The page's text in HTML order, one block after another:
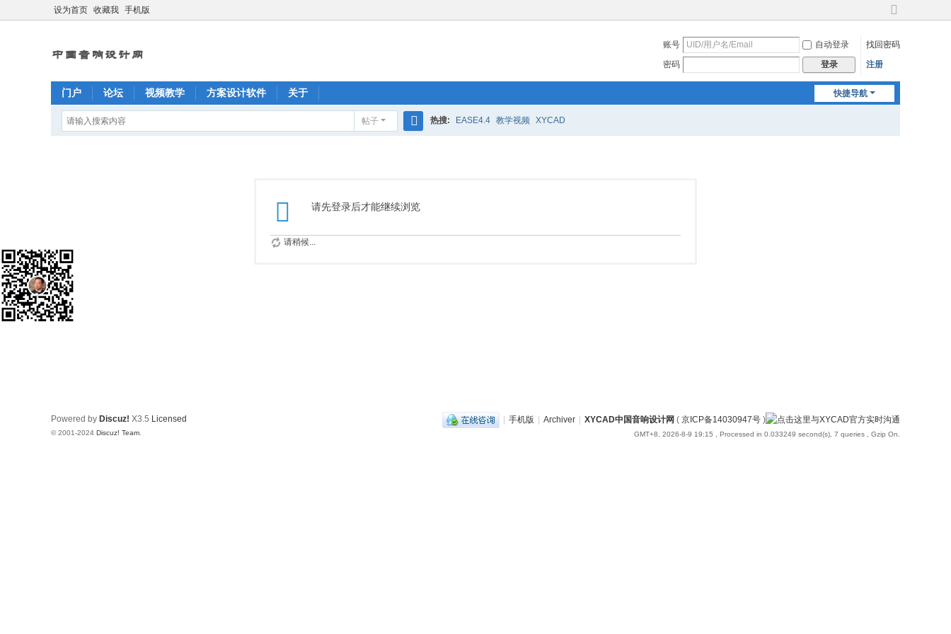
设为首页 收藏我 手机版
切
到
账号 自动登录
找回密码
密码
登录 注册
快捷导航
门户 论坛 视频教学 方案设计软件 关于
帖子 热搜: EASE4.4 教学视频 XYCAD
请先登录后才能继续浏览
请稍候...
| 手机版 | Archiver | XYCAD中国音响设计网 ( 京ICP备14030947号 )
GMT+8, 2026-8-9 19:15 , Processed in 0.033249 second(s), 7 queries , Gzip On.
Powered by Discuz! X3.5 Licensed
© 2001-2024 Discuz! Team